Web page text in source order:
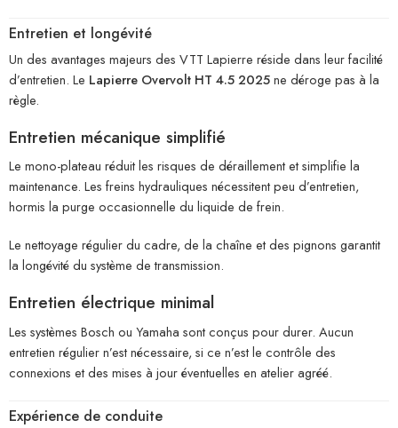
Entretien et longévité
Un des avantages majeurs des VTT Lapierre réside dans leur facilité
d’entretien. Le Lapierre Overvolt HT 4.5 2025ne déroge pas à la
règle.
Entretien mécanique simplifié
Le mono-plateau réduit les risques de déraillement et simplifie la
maintenance. Les freins hydrauliques nécessitent peu d’entretien,
hormis la purge occasionnelle du liquide de frein.
Le nettoyage régulier du cadre, de la chaîne et des pignons garantit
la longévité du système de transmission.
Entretien électrique minimal
Les systèmes Bosch ou Yamaha sont conçus pour durer. Aucun
entretien régulier n’est nécessaire, si ce n’est le contrôle des
connexions et des mises à jour éventuelles en atelier agréé.
Expérience de conduite